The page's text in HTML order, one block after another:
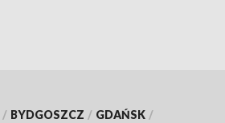
/ BYDGOSZCZ / GDAŃSK /